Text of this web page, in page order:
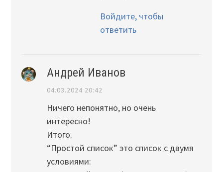
Войдите, чтобы
ответить
Андрей Иванов
04.03.2024 20:42
Ничего непонятно, но очень
интересно!
Итого.
“Простой список” это список с двумя
условиями: